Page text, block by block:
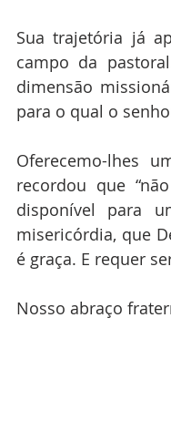
Sua trajetória já
campo da
dimensão
para o qual o
Oferecemo-lhes
recordou que
disponível para
misericórdia, que
é graça. E requer
Nosso abraço